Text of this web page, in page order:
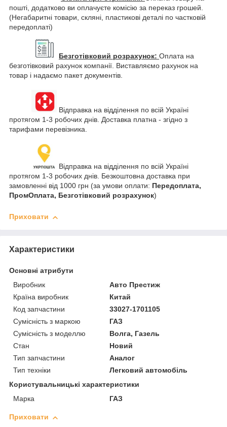
пошті, додатково ви оплачуєте комісію за переказ грошей.
(Негабаритні товари, скляні, пластикові деталі по частковій
передоплаті)
Безготівковий розрахунок: Оплата на
безготівковий рахунок компанії. Виставляємо рахунок на
товар і надаємо пакет документів.
Відправка на відділення по всій Україні
протягом 1-3 робочих днів. Доставка платна - згідно з
тарифами перевізника.
Відправка на відділення по всій Україні
протягом 1-3 робочих днів. Безкоштовна доставка при
замовленні від 1000 грн (за умови оплати: Передоплата,
ПромОплата, Безготівковий розрахунок)
Приховати
Характеристики
Основні атрибути
Виробник
Авто Престиж
Країна виробник
Китай
Код запчастини
33027-1701105
Сумісність з маркою
ГАЗ
Сумісність з моделлю
Волга, Газель
Стан
Новий
Тип запчастини
Аналог
Тип техніки
Легковий автомобіль
Користувальницькі характеристики
Марка
ГАЗ
Приховати